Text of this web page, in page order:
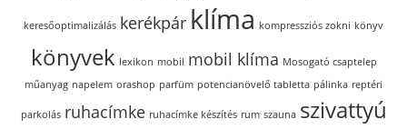
keresőoptimalizálás kerékpár klíma kompressziós zokni könyv
könyvek lexikon mobil mobil klíma Mosogató csaptelep
műanyag napelem orashop parfüm potencianövelő tabletta pálinka reptéri
parkolás ruhacímke ruhacímke készítés rum szauna szivattyú